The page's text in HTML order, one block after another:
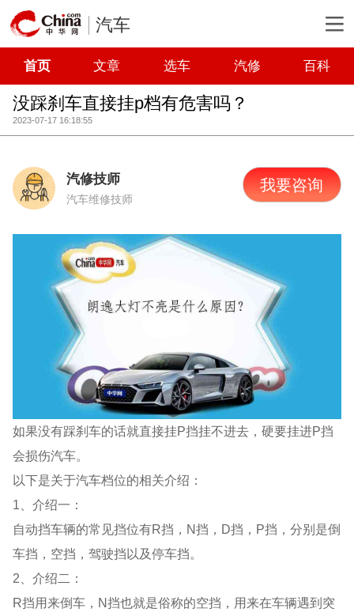
汽车
首页 文章 选车 汽修 百科
没踩刹车直接挂p档有危害吗？
2023-07-17 16:18:55
汽修技师
汽车维修技师
我要咨询
如果没有踩刹车的话就直接挂P挡挂不进去，硬要挂进P挡
会损伤汽车。
以下是关于汽车档位的相关介绍：
1、介绍一：
自动挡车辆的常见挡位有R挡，N挡，D挡，P挡，分别是倒
车挡，空挡，驾驶挡以及停车挡。
2、介绍二：
R挡用来倒车，N挡也就是俗称的空挡，用来在车辆遇到突